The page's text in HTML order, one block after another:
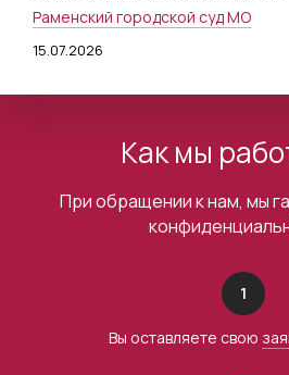
Раменский городской суд МО
15.07.2026
Как мы
При обращении к нам, мы
1
Вы оставляете свою